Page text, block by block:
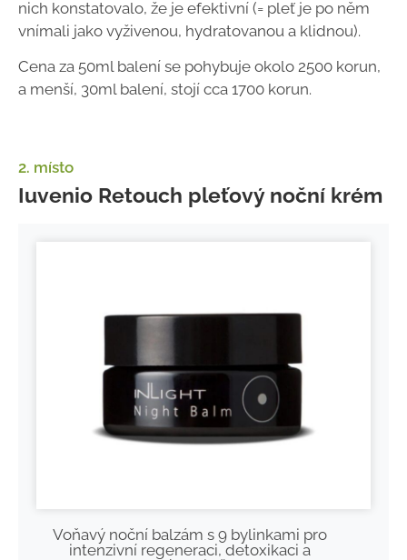
nich konstatovalo, že je efektivní (= pleť je po něm
vnímali jako vyživenou, hydratovanou a klidnou).
Cena za 50ml balení se pohybuje okolo 2500 korun,
a menší, 30ml balení, stojí cca 1700 korun.
2. místo
Iuvenio Retouch pleťový noční krém
Voňavý noční balzám s 9 bylinkami pro
intenzivní regeneraci, detoxikaci a